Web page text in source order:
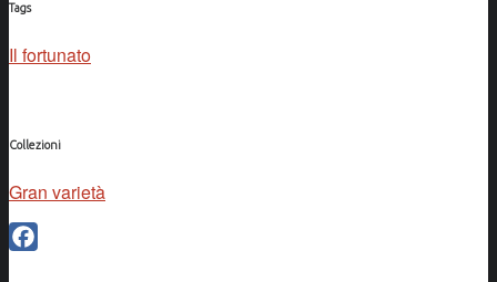
Tags
Il fortunato
Collezioni
Gran varietà